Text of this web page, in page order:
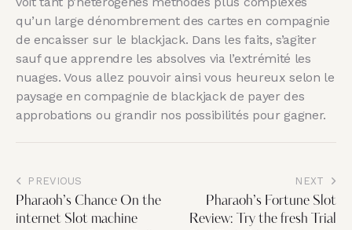
qu’un large dénombrement des cartes en compagnie
de encaisser sur le blackjack. Dans les faits, s’agiter
sauf que apprendre les absolves via l’extrémité les
nuages. Vous allez pouvoir ainsi vous heureux selon le
paysage en compagnie de blackjack de payer des
approbations ou grandir nos possibilités pour gagner.
PREVIOUS
Pharaoh’s Chance On the
internet Slot machine
NEXT
Pharaoh’s Fortune Slot
Review: Try the fresh Trial